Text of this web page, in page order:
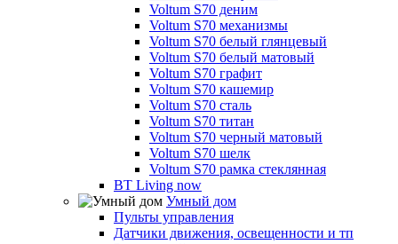
Voltum S70 деним
Voltum S70 механизмы
Voltum S70 белый глянцевый
Voltum S70 белый матовый
Voltum S70 графит
Voltum S70 кашемир
Voltum S70 сталь
Voltum S70 титан
Voltum S70 черный матовый
Voltum S70 шелк
Voltum S70 рамка стеклянная
BT Living now
Умный дом
Пульты управления
Датчики движения, освещенности и тп